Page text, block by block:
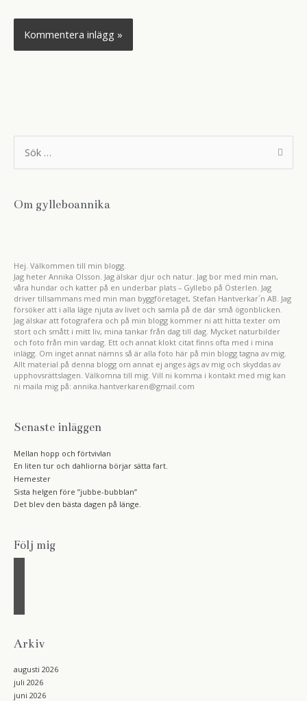
e
Om gylleboannika
Hej. Välkommen till min blogg.
Jag heter Annika Olsson. Jag älskar djur och natur. Jag bor med min man,
våra hundar och katter på en underbar plats – Gyllebo på Österlen. Jag
driver tillsammans med min man byggföretaget, Stefan Hantverkar´n AB. Jag
försöker att i alla läge njuta av livet och samla på de där små ögonblicken.
Jag älskar att fotografera och på min blogg kommer ni att hitta texter om
stort och smått i mitt liv, mina tankar från dag till dag. Mycket naturbilder
och foto från min vardag. Ett och annat klokt citat finns ofta med i mina
inlägg. Om inget annat nämns så är alla foto här på min blogg tagna av mig.
Allt material på denna blogg om annat ej anges ägs av mig och skyddas av
upphovsrättslagen. Välkomna till mig. Vill ni komma i kontakt med mig kan
ni maila mig på: annika.hantverkaren@gmail.com
Senaste inläggen
Mellan hopp och förtvivlan
En liten tur och dahliorna börjar sätta fart.
Hemester
Sista helgen före ”jubbe-bubblan”
Det blev den bästa dagen på länge.
Följ mig
b
k
t
g
r
m
Arkiv
augusti 2026
juli 2026
juni 2026